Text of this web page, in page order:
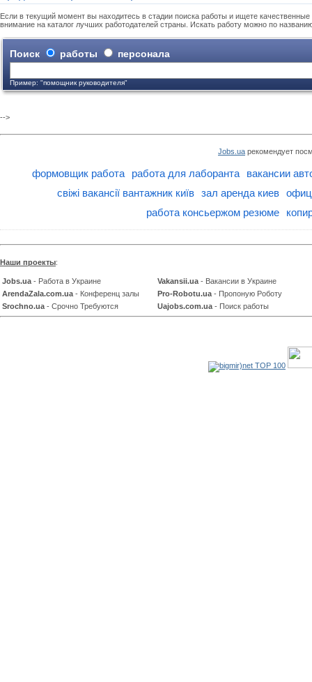
Если в текущий момент вы находитесь в стадии поиска работы и ищете
внимание на каталог лучших работодателей страны. Искать работу можно по
Поиск работы персонала
Пример: "помощник руководителя"
-->
Jobs.ua рекомендует
формовщик работа работа для лаборанта
вакансии
свіжі вакансії вантажник київ
зал аренда киев
работа консьержом резюме
Наши проекты:
Jobs.ua - Работа в Украине Vakansii.ua - Вакансии в Украине
ArendaZala.com.ua - Конференц залы Pro-Robotu.ua - Пропоную Роботу
Srochno.ua - Срочно Требуются Uajobs.com.ua - Поиск работы